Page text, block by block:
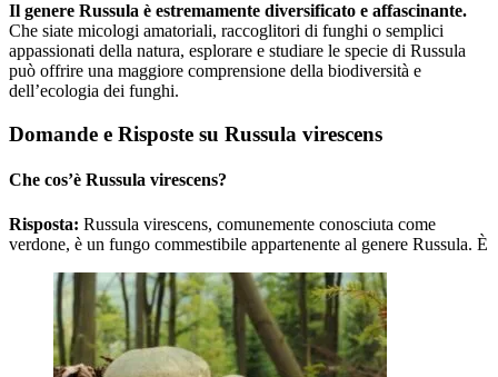
Il genere Russula è estremamente diversificato e affascinante.
Che siate micologi amatoriali, raccoglitori di funghi o semplici
appassionati della natura, esplorare e studiare le specie di Russula
può offrire una maggiore comprensione della biodiversità e
dell’ecologia dei funghi.
Domande e Risposte su Russula virescens
Che cos’è Russula virescens?
Risposta: Russula virescens, comunemente conosciuta come
verdone, è un fungo commestibile appartenente al genere Russula. È